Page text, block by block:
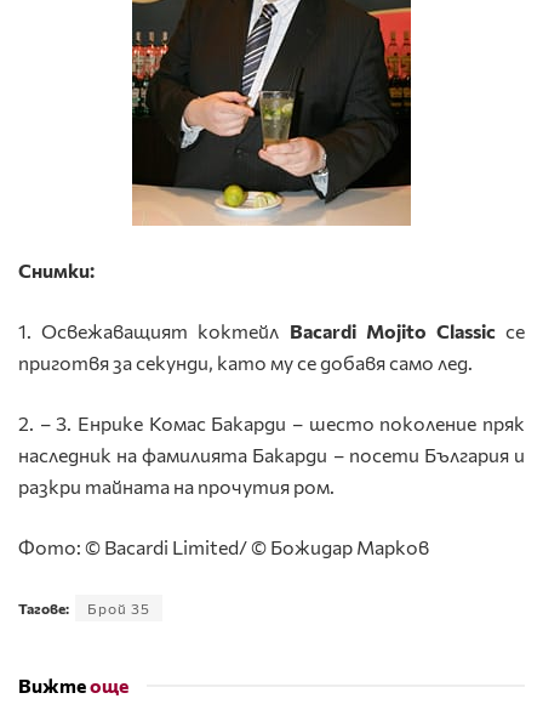
Снимки:
1. Освежаващият коктейл Bacardi Mojito Classic се
приготвя за секунди, като му се добавя само лед.
2. – 3. Енрике Комас Бакарди – шесто поколение пряк
наследник на фамилията Бакарди – посети България и
разкри тайната на прочутия ром.
Фото: © Bacardi Limited/ © Божидар Марков
Тагове: Брой 35
Вижтеоще